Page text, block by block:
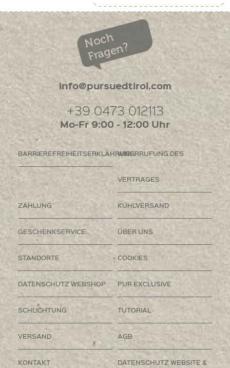
Noch
Fragen?
info@pursuedtirol.com
+39 0473 012113
Mo-Fr 9:00 - 12:00 Uhr
BARRIEREFREIHEITSERKLÄHRUNGWIDERRUFUNG DES
VERTRAGES
ZAHLUNG KÜHLVERSAND
GESCHENKSERVICE ÜBER UNS
STANDORTE COOKIES
DATENSCHUTZ WEBSHOP PUR EXCLUSIVE
SCHLICHTUNG TUTORIAL
VERSAND AGB
KONTAKT DATENSCHUTZ WEBSITE &